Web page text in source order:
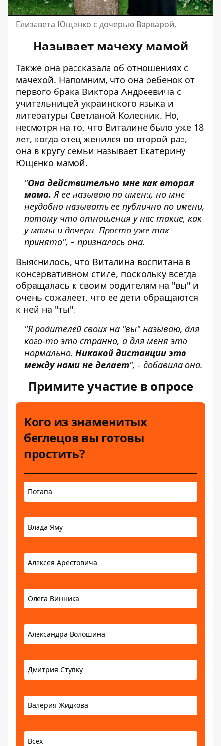
Елизавета Ющенко с дочерью Варварой.
Называет мачеху мамой
Также она рассказала об отношениях с
мачехой. Напомним, что она ребенок от
первого брака Виктора Андреевича с
учительницей украинского языка и
литературы Светланой Колесник. Но,
несмотря на то, что Виталине было уже 18
лет, когда отец женился во второй раз,
она в кругу семьи называет Екатерину
Ющенко мамой.
"Она действительно мне как вторая
мама. Я ее называю по имени, но мне
неудобно называть ее публично по имени,
потому что отношения у нас такие, как
у мамы и дочери. Просто уже так
принято", – призналась она.
Выяснилось, что Виталина воспитана в
консервативном стиле, поскольку всегда
обращалась к своим родителям на "вы" и
очень сожалеет, что ее дети обращаются
к ней на "ты".
"Я родителей своих на "вы" называю, для
кого-то это странно, а для меня это
нормально. Никакой дистанции это
между нами не делает", - добавила она.
Примите участие в опросе
Кого из знаменитых
беглецов вы готовы
простить?
Потапа
Влада Яму
Алексея Арестовича
Олега Винника
Александра Волошина
Дмитрия Ступку
Валерия Жидкова
Всех